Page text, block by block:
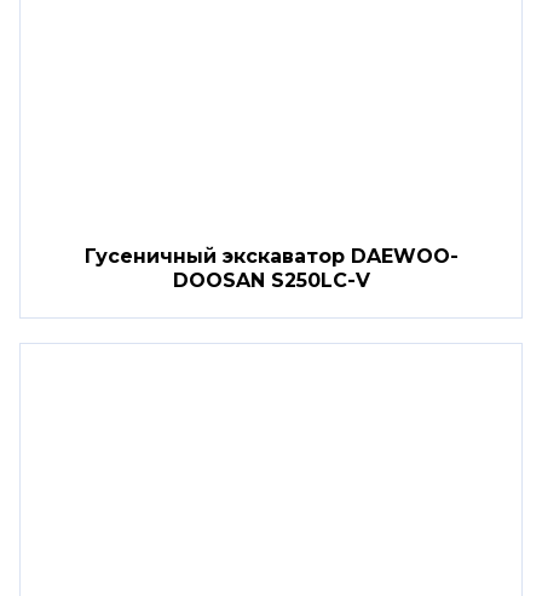
Гусеничный экскаватор DAEWOO-
DOOSAN S250LC-V